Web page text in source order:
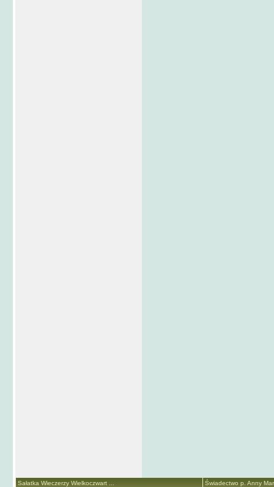
Sałatka Wieczerzy Wielkoczwart ... Świadectwo p. Anny